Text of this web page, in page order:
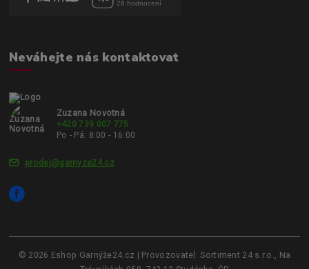
Neváhejte nás kontaktovat
Zuzana Novotná
+420 739 007 775
Po - Pá: 8:00 - 16:00
prodej@garnyze24.cz
© 2026 Eshop Garnýže24.cz | Provozovatel: Sortiment 24 s.r.o., Na